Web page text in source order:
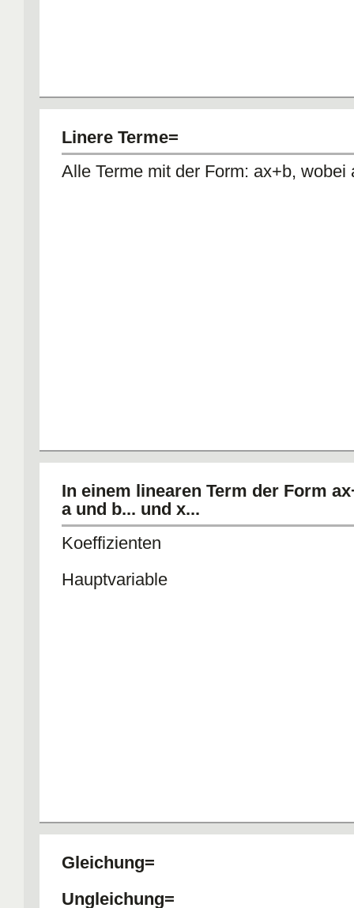
Linere Terme=
Alle Terme mit der Form: ax+b,
In einem linearen Term der Form
a und b... und x...
Koeffizienten
Hauptvariable
Gleichung=
Ungleichung=